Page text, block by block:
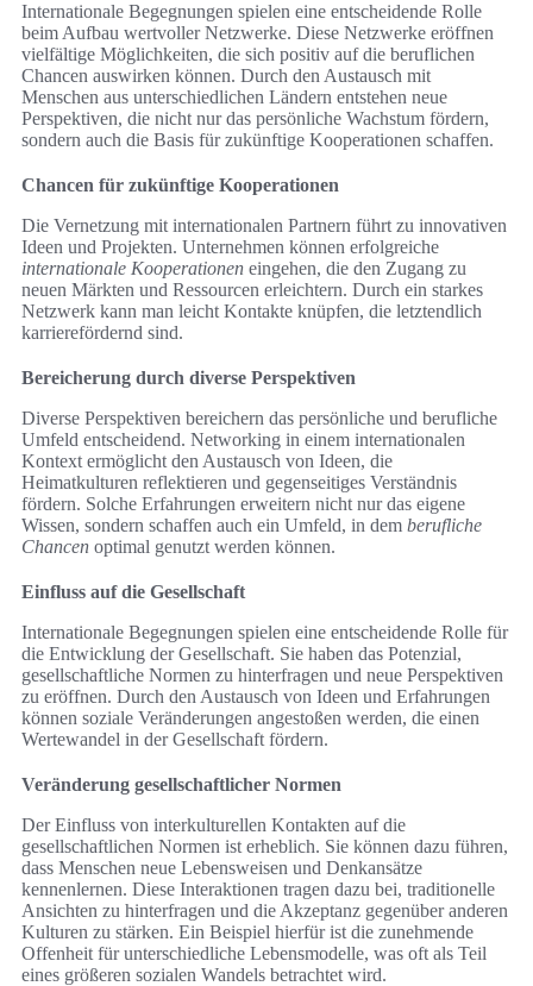
Internationale Begegnungen spielen eine entscheidende Rolle
beim Aufbau wertvoller Netzwerke. Diese Netzwerke eröffnen
vielfältige Möglichkeiten, die sich positiv auf die beruflichen
Chancen auswirken können. Durch den Austausch mit
Menschen aus unterschiedlichen Ländern entstehen neue
Perspektiven, die nicht nur das persönliche Wachstum fördern,
sondern auch die Basis für zukünftige Kooperationen schaffen.
Chancen für zukünftige Kooperationen
Die Vernetzung mit internationalen Partnern führt zu innovativen
Ideen und Projekten. Unternehmen können erfolgreiche
internationale Kooperationen eingehen, die den Zugang zu
neuen Märkten und Ressourcen erleichtern. Durch ein starkes
Netzwerk kann man leicht Kontakte knüpfen, die letztendlich
karrierefördernd sind.
Bereicherung durch diverse Perspektiven
Diverse Perspektiven bereichern das persönliche und berufliche
Umfeld entscheidend. Networking in einem internationalen
Kontext ermöglicht den Austausch von Ideen, die
Heimatkulturen reflektieren und gegenseitiges Verständnis
fördern. Solche Erfahrungen erweitern nicht nur das eigene
Wissen, sondern schaffen auch ein Umfeld, in dem berufliche
Chancen optimal genutzt werden können.
Einfluss auf die Gesellschaft
Internationale Begegnungen spielen eine entscheidende Rolle für
die Entwicklung der Gesellschaft. Sie haben das Potenzial,
gesellschaftliche Normen zu hinterfragen und neue Perspektiven
zu eröffnen. Durch den Austausch von Ideen und Erfahrungen
können soziale Veränderungen angestoßen werden, die einen
Wertewandel in der Gesellschaft fördern.
Veränderung gesellschaftlicher Normen
Der Einfluss von interkulturellen Kontakten auf die
gesellschaftlichen Normen ist erheblich. Sie können dazu führen,
dass Menschen neue Lebensweisen und Denkansätze
kennenlernen. Diese Interaktionen tragen dazu bei, traditionelle
Ansichten zu hinterfragen und die Akzeptanz gegenüber anderen
Kulturen zu stärken. Ein Beispiel hierfür ist die zunehmende
Offenheit für unterschiedliche Lebensmodelle, was oft als Teil
eines größeren sozialen Wandels betrachtet wird.